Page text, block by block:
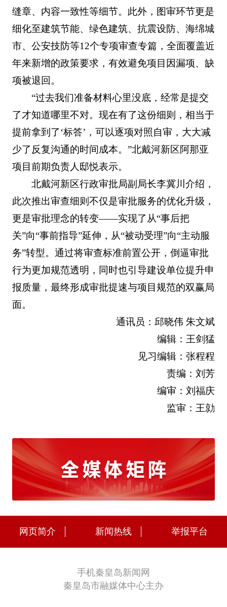
缝章、内容一致性等细节。此外，图审环节更是
细化至建筑节能、绿色建筑、抗震设防、海绵城
市、公安技防等12个专项审查专篇，全面覆盖近
年来新增的政策要求，有效避免项目因漏项、缺
项被退回。
“过去我们准备材料心里没底，经常是提交
了才知道哪里不对。现在有了这份细则，相当于
提前拿到了‘标答’，可以逐项对照自审，大大减
少了反复沟通的时间成本。”北戴河新区阿那亚
项目前期负责人邸悦表示。
北戴河新区行政审批局副局长李冀川介绍，
此次推出审查细则不仅是审批服务的优化升级，
更是审批理念的转变——实现了从“事后把
关”向“事前指导”延伸，从“被动受理”向“主动服
务”转型。通过将审查标准前置公开，倒逼审批
行为更加规范透明，同时也引导建设单位提升申
报质量，最终形成审批提速与项目规范的双赢局
面。
通讯员：邱晓伟 朱文斌
编辑：王剑猛
见习编辑：张程程
责编：刘芳
编审：刘福庆
监审：王勍
网页简介 新闻热线 举报平台
手机秦皇岛新闻网
秦皇岛市融媒体中心主办